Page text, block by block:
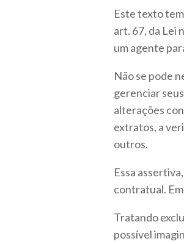
Este texto
art. 67, da Lei
um agente
Não se pode
gerenciar
alterações
extratos, a
outros.
Essa
contratual.
Tratando
possível